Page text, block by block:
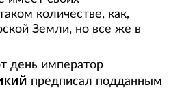
количестве, как,
Земли, но все же в
день император
предписал подданным